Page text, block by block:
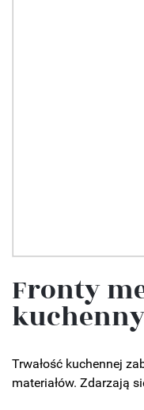
Fronty
Trwałość kuchennej
materiałów. Zdarzają